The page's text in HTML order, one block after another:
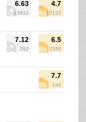
6.63
13912
4.7
15133
7.12
282
6.5
2558
7.7
144